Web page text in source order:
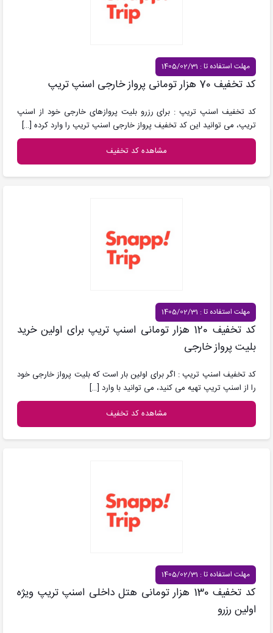
مهلت استفاده تا : 1405/02/31
کد تخفیف 70 هزار تومانی پرواز خارجی اسنپ تریپ
کد تخفیف اسنپ تریپ : برای رزرو بلیت پروازهای خارجی خود از اسنپ
تریپ، می توانید این کد تخفیف پرواز خارجی اسنپ تریپ را وارد کرده […]
مشاهده کد تخفیف
مهلت استفاده تا : 1405/02/31
کد تخفیف 120 هزار تومانی اسنپ تریپ برای اولین خرید
بلیت پرواز خارجی
کد تخفیف اسنپ تریپ : اگر برای اولین بار است که بلیت پرواز خارجی خود
را از اسنپ تریپ تهیه می کنید، می توانید با وارد […]
مشاهده کد تخفیف
مهلت استفاده تا : 1405/02/31
کد تخفیف 130 هزار تومانی هتل داخلی اسنپ تریپ ویژه
اولین رزرو